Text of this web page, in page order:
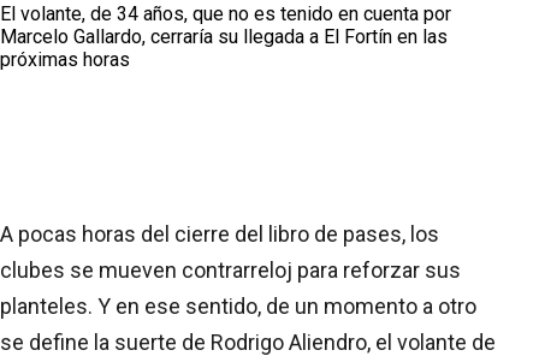
El volante, de 34 años, que no es tenido en cuenta por
Marcelo Gallardo, cerraría su llegada a El Fortín en las
próximas horas
A pocas horas del cierre del libro de pases, los
clubes se mueven contrarreloj para reforzar sus
planteles. Y en ese sentido, de un momento a otro
se define la suerte de Rodrigo Aliendro, el volante de